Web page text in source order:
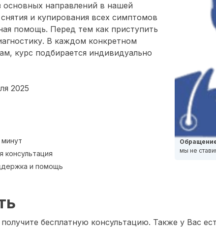
направлений в нашей
и купирования всех симптомов
помощь. Перед тем как приступить
В каждом конкретном
курс подбирается индивидуально
2025
консультация
и помощь
мы не
бесплатную консультацию. Также у Вас